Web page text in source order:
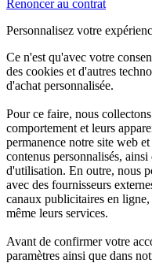
Renoncer au contrat
Personnalisez votre
Ce n'est qu'avec votre
des cookies et d'autres
d'achat personnalisée.
Pour ce faire, nous
comportement et leurs
permanence notre site web
contenus personnalisés,
d'utilisation. En outre, nous
avec des fournisseurs
canaux publicitaires en
même leurs services.
Avant de confirmer votre
paramètres ainsi que dans